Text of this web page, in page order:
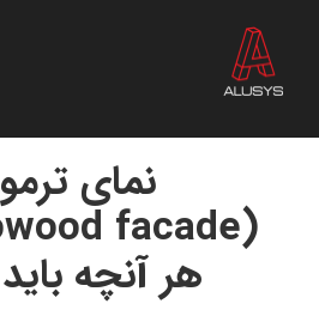
content
نمای
هر آنچه